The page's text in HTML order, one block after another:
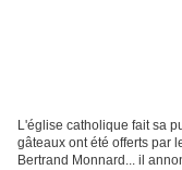
L'église catholique fait sa
gâteaux ont été offerts par
Bertrand Monnard... il